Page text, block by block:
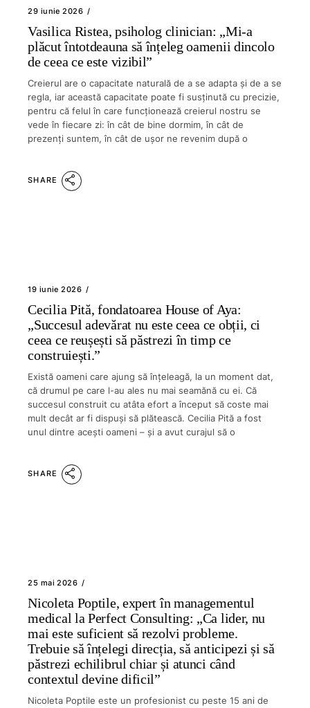
29 iunie 2026
Vasilica Ristea, psiholog clinician: „Mi-a
plăcut întotdeauna să înțeleg oamenii dincolo
de ceea ce este vizibil”
Creierul are o capacitate naturală de a se adapta și de a se
regla, iar această capacitate poate fi susținută cu precizie,
pentru că felul în care funcționează creierul nostru se
vede în fiecare zi: în cât de bine dormim, în cât de
prezenți suntem, în cât de ușor ne revenim după o
SHARE
19 iunie 2026
Cecilia Pită, fondatoarea House of Aya:
„Succesul adevărat nu este ceea ce obții, ci
ceea ce reușești să păstrezi în timp ce
construiești.”
Există oameni care ajung să înțeleagă, la un moment dat,
că drumul pe care l-au ales nu mai seamănă cu ei. Că
succesul construit cu atâta efort a început să coste mai
mult decât ar fi dispuși să plătească. Cecilia Pită a fost
unul dintre acești oameni – și a avut curajul să o
SHARE
25 mai 2026
Nicoleta Poptile, expert în managementul
medical la Perfect Consulting: „Ca lider, nu
mai este suficient să rezolvi probleme.
Trebuie să înțelegi direcția, să anticipezi și să
păstrezi echilibrul chiar și atunci când
contextul devine dificil”
Nicoleta Poptile este un profesionist cu peste 15 ani de